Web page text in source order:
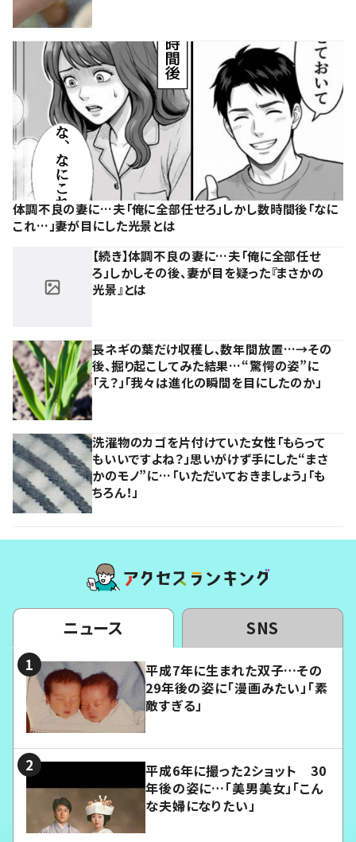
体調不良の妻に…夫「俺に全部任せろ」しかし数時間後「なに
これ…」妻が目にした光景とは
【続き】体調不良の妻に…夫「俺に全部任せ
ろ」しかしその後、妻が目を疑った『まさかの
光景』とは
長ネギの葉だけ収穫し、数年間放置…→その
後、掘り起こしてみた結果…“驚愕の姿”に
「え？」「我々は進化の瞬間を目にしたのか」
洗濯物のカゴを片付けていた女性「もらって
もいいですよね？」思いがけず手にした“まさ
かのモノ”に…「いただいておきましょう」「も
ちろん！」
ニュース SNS
平成7年に生まれた双子…その
29年後の姿に「漫画みたい」「素
敵すぎる」
平成6年に撮った2ショット 30
年後の姿に…「美男美女」「こん
な夫婦になりたい」